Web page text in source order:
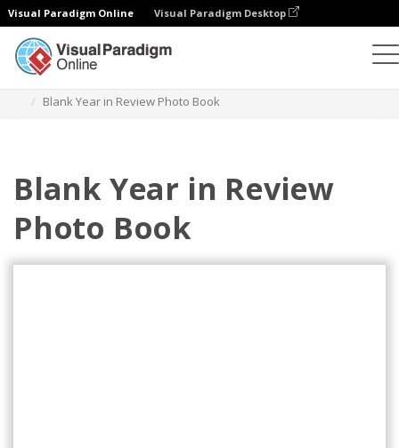
Visual Paradigm Online Visual Paradigm Desktop
Blank Year in Review Photo Book
Blank Year in Review
Photo Book